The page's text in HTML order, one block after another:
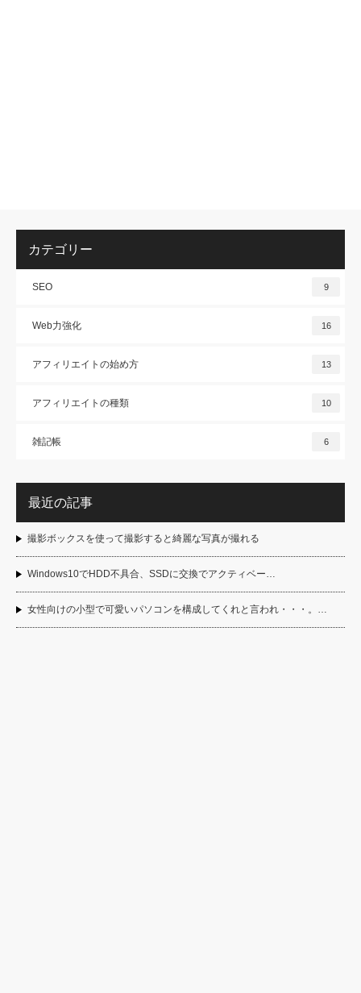
カテゴリー
SEO 9
Web力強化 16
アフィリエイトの始め方 13
アフィリエイトの種類 10
雑記帳 6
最近の記事
撮影ボックスを使って撮影すると綺麗な写真が撮れる
Windows10でHDD不具合、SSDに交換でアクティベー…
女性向けの小型で可愛いパソコンを構成してくれと言われ・・・。…